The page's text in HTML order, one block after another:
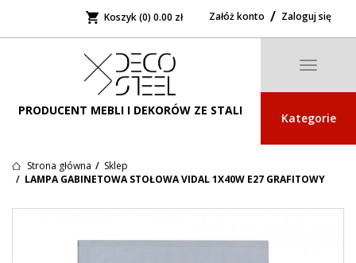
Koszyk (0)0.00 zł Załóż konto Zaloguj się
PRODUCENT MEBLI I DEKORÓW ZE STALI
Toggle
Kategorie
Strona główna
Sklep
LAMPA GABINETOWA STOŁOWA VIDAL 1X40W E27 GRAFITOWY